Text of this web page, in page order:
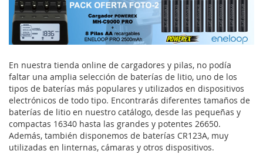
LA
LISTA
DE
DESEOS
COMPARAR
LA
LISTA
DE
DESEOS
En nuestra tienda online de cargadores y pilas, no podía
faltar una amplia selección de baterías de litio, uno de los
tipos de baterías más populares y utilizados en dispositivos
electrónicos de todo tipo. Encontrarás diferentes tamaños de
baterías de litio en nuestro catálogo, desde las pequeñas y
compactas 16340 hasta las grandes y potentes 26650.
Además, también disponemos de baterías CR123A, muy
utilizadas en linternas, cámaras y otros dispositivos.